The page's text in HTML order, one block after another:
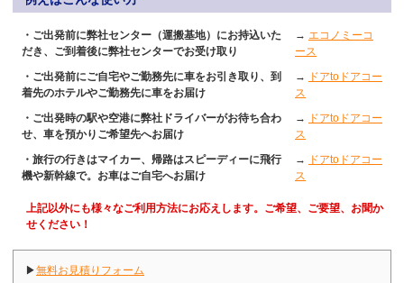
・ご出発前に弊社センター（運搬基地）にお持込いた
だき、ご到着後に弊社センターでお受け取り
→ エコノミーコ
ース
・ご出発前にご自宅やご勤務先に車をお引き取り、到
着先のホテルやご勤務先に車をお届け
→
ドアtoドアコー
ス
・ご出発時の駅や空港に弊社ドライバーがお待ち合わ
せ、車を預かりご希望先へお届け
→
ドアtoドアコー
ス
・旅行の行きはマイカー、帰路はスピーディーに飛行
機や新幹線で。お車はご自宅へお届け
→
ドアtoドアコー
ス
上記以外にも様々なご利用方法にお応えします。ご希望、ご要望、お聞か
せください！
▶無料お見積りフォーム